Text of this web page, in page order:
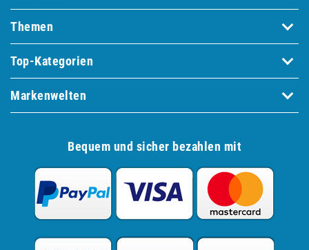
Themen
Top-Kategorien
Markenwelten
Bequem und sicher bezahlen mit